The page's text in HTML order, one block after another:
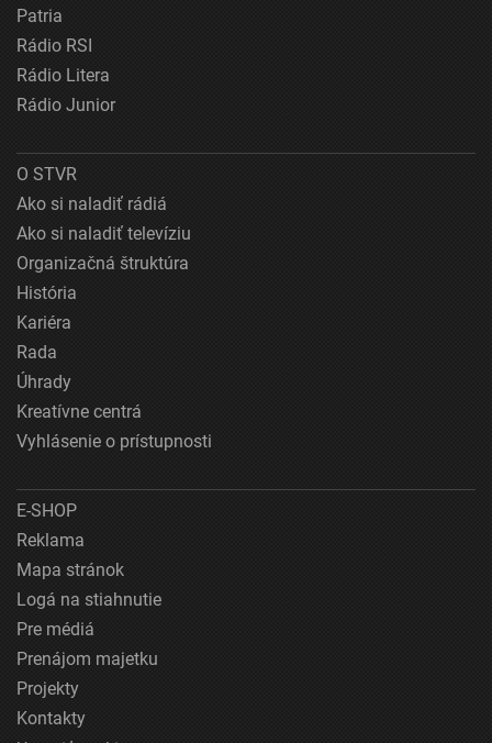
Patria
Rádio RSI
Rádio Litera
Rádio Junior
O STVR
Ako si naladiť rádiá
Ako si naladiť televíziu
Organizačná štruktúra
História
Kariéra
Rada
Úhrady
Kreatívne centrá
Vyhlásenie o prístupnosti
E-SHOP
Reklama
Mapa stránok
Logá na stiahnutie
Pre médiá
Prenájom majetku
Projekty
Kontakty